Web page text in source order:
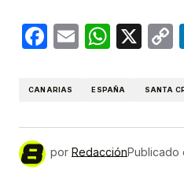
Facebook
Email X
CANARIAS ESPAÑA SANTA
por RedacciónPublicado